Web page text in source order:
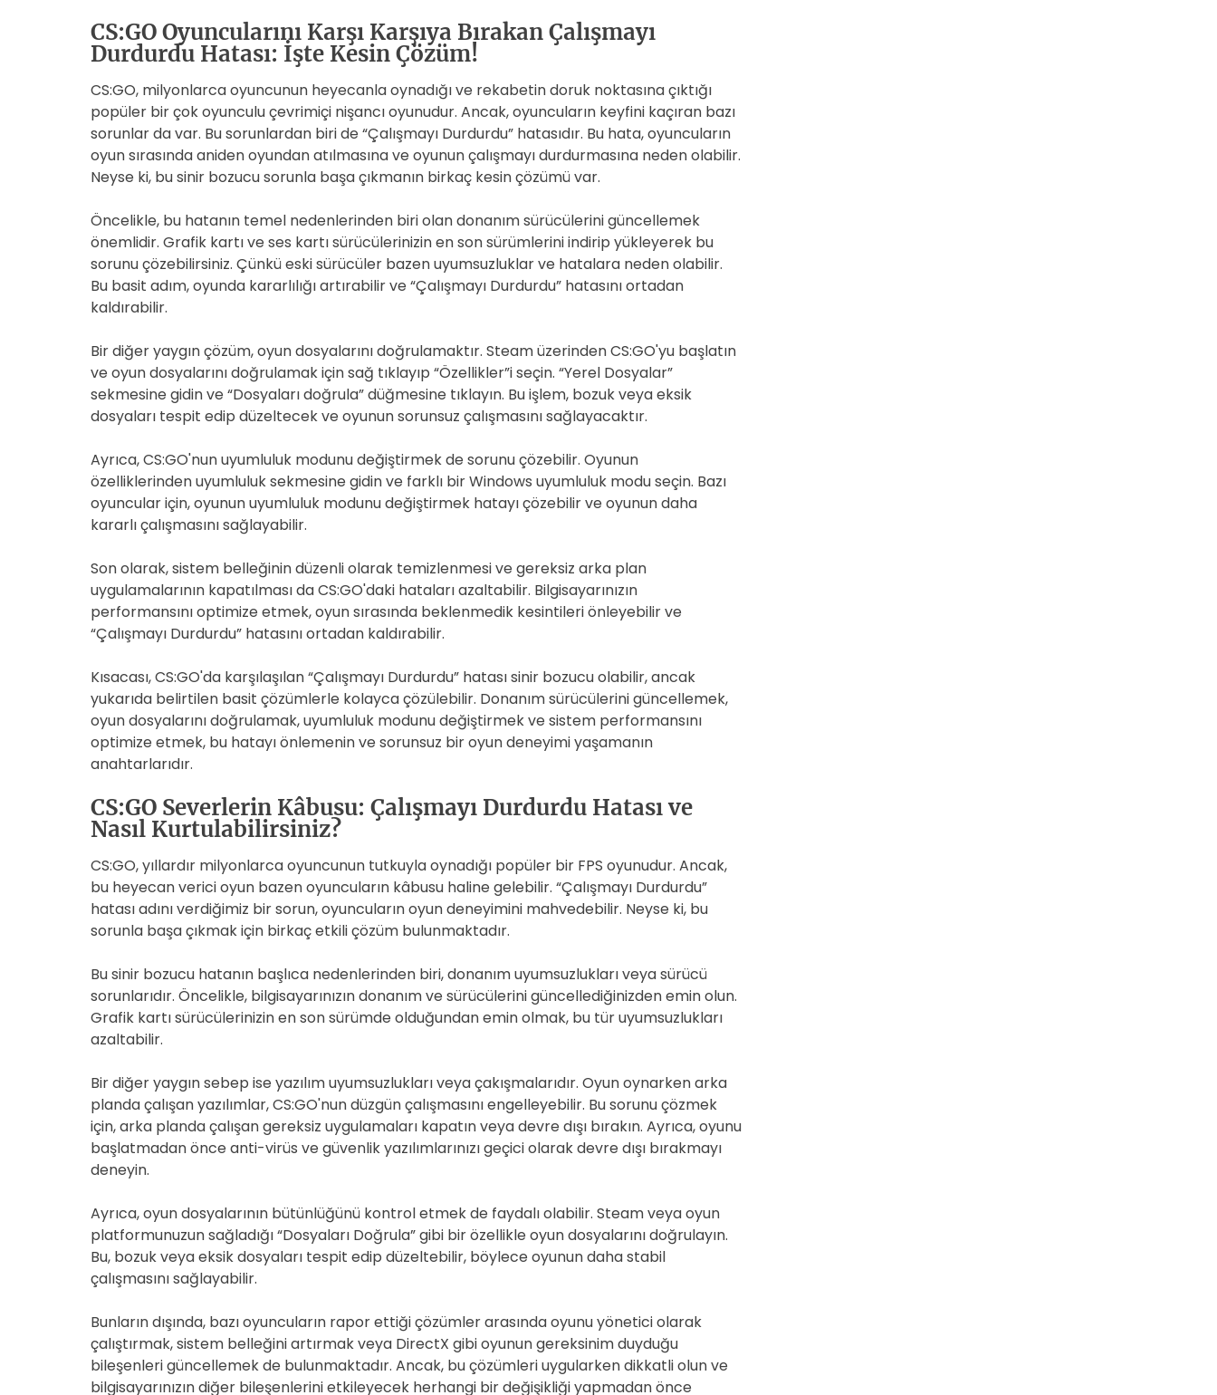
CS:GO Oyuncularını Karşı Karşıya Bırakan Çalışmayı
Durdurdu Hatası: İşte Kesin Çözüm!
CS:GO, milyonlarca oyuncunun heyecanla oynadığı ve rekabetin doruk noktasına çıktığı
popüler bir çok oyunculu çevrimiçi nişancı oyunudur. Ancak, oyuncuların keyfini kaçıran bazı
sorunlar da var. Bu sorunlardan biri de “Çalışmayı Durdurdu” hatasıdır. Bu hata, oyuncuların
oyun sırasında aniden oyundan atılmasına ve oyunun çalışmayı durdurmasına neden olabilir.
Neyse ki, bu sinir bozucu sorunla başa çıkmanın birkaç kesin çözümü var.
Öncelikle, bu hatanın temel nedenlerinden biri olan donanım sürücülerini güncellemek
önemlidir. Grafik kartı ve ses kartı sürücülerinizin en son sürümlerini indirip yükleyerek bu
sorunu çözebilirsiniz. Çünkü eski sürücüler bazen uyumsuzluklar ve hatalara neden olabilir.
Bu basit adım, oyunda kararlılığı artırabilir ve “Çalışmayı Durdurdu” hatasını ortadan
kaldırabilir.
Bir diğer yaygın çözüm, oyun dosyalarını doğrulamaktır. Steam üzerinden CS:GO'yu başlatın
ve oyun dosyalarını doğrulamak için sağ tıklayıp “Özellikler”i seçin. “Yerel Dosyalar”
sekmesine gidin ve “Dosyaları doğrula” düğmesine tıklayın. Bu işlem, bozuk veya eksik
dosyaları tespit edip düzeltecek ve oyunun sorunsuz çalışmasını sağlayacaktır.
Ayrıca, CS:GO'nun uyumluluk modunu değiştirmek de sorunu çözebilir. Oyunun
özelliklerinden uyumluluk sekmesine gidin ve farklı bir Windows uyumluluk modu seçin. Bazı
oyuncular için, oyunun uyumluluk modunu değiştirmek hatayı çözebilir ve oyunun daha
kararlı çalışmasını sağlayabilir.
Son olarak, sistem belleğinin düzenli olarak temizlenmesi ve gereksiz arka plan
uygulamalarının kapatılması da CS:GO'daki hataları azaltabilir. Bilgisayarınızın
performansını optimize etmek, oyun sırasında beklenmedik kesintileri önleyebilir ve
“Çalışmayı Durdurdu” hatasını ortadan kaldırabilir.
Kısacası, CS:GO'da karşılaşılan “Çalışmayı Durdurdu” hatası sinir bozucu olabilir, ancak
yukarıda belirtilen basit çözümlerle kolayca çözülebilir. Donanım sürücülerini güncellemek,
oyun dosyalarını doğrulamak, uyumluluk modunu değiştirmek ve sistem performansını
optimize etmek, bu hatayı önlemenin ve sorunsuz bir oyun deneyimi yaşamanın
anahtarlarıdır.
CS:GO Severlerin Kâbusu: Çalışmayı Durdurdu Hatası ve
Nasıl Kurtulabilirsiniz?
CS:GO, yıllardır milyonlarca oyuncunun tutkuyla oynadığı popüler bir FPS oyunudur. Ancak,
bu heyecan verici oyun bazen oyuncuların kâbusu haline gelebilir. “Çalışmayı Durdurdu”
hatası adını verdiğimiz bir sorun, oyuncuların oyun deneyimini mahvedebilir. Neyse ki, bu
sorunla başa çıkmak için birkaç etkili çözüm bulunmaktadır.
Bu sinir bozucu hatanın başlıca nedenlerinden biri, donanım uyumsuzlukları veya sürücü
sorunlarıdır. Öncelikle, bilgisayarınızın donanım ve sürücülerini güncellediğinizden emin olun.
Grafik kartı sürücülerinizin en son sürümde olduğundan emin olmak, bu tür uyumsuzlukları
azaltabilir.
Bir diğer yaygın sebep ise yazılım uyumsuzlukları veya çakışmalarıdır. Oyun oynarken arka
planda çalışan yazılımlar, CS:GO'nun düzgün çalışmasını engelleyebilir. Bu sorunu çözmek
için, arka planda çalışan gereksiz uygulamaları kapatın veya devre dışı bırakın. Ayrıca, oyunu
başlatmadan önce anti-virüs ve güvenlik yazılımlarınızı geçici olarak devre dışı bırakmayı
deneyin.
Ayrıca, oyun dosyalarının bütünlüğünü kontrol etmek de faydalı olabilir. Steam veya oyun
platformunuzun sağladığı “Dosyaları Doğrula” gibi bir özellikle oyun dosyalarını doğrulayın.
Bu, bozuk veya eksik dosyaları tespit edip düzeltebilir, böylece oyunun daha stabil
çalışmasını sağlayabilir.
Bunların dışında, bazı oyuncuların rapor ettiği çözümler arasında oyunu yönetici olarak
çalıştırmak, sistem belleğini artırmak veya DirectX gibi oyunun gereksinim duyduğu
bileşenleri güncellemek de bulunmaktadır. Ancak, bu çözümleri uygularken dikkatli olun ve
bilgisayarınızın diğer bileşenlerini etkileyecek herhangi bir değişikliği yapmadan önce